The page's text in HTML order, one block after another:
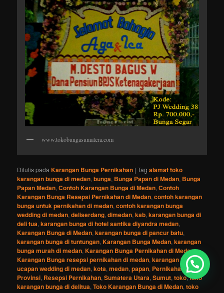
www.tokobungasumatera.com
Ditulis pada Karangan Bunga Pernikahan |Tag alamat toko
karangan bunga di medan,bunga, Bunga Papan di Medan, Bunga
Papan Medan,Contoh Karangan Bunga di Medan,Contoh
Karangan Bunga Resepsi Pernikahan di Medan,contoh karangan
bunga untuk pernikahan di medan,contoh karangan bunga
wedding di medan,deliserdang,dimedan,kab,karangan bunga di
deli tua,karangan bunga di hotel santika diyandra medan,
Karangan Bunga di Medan,karangan bunga di pancur batu,
karangan bunga di tuntungan,Karangan Bunga Medan,karangan
bunga murah di medan,Karangan Bunga Pernikahan di Medan,
Karangan Bunga resepsi pernikahan di medan,karangan bunga
ucapan wedding di medan,kota,medan,papan, Pernikahan ,prov.,
Provinsi, Resepsi Pernikahan,Sumatera Utara,Sumut,toko,toko
karangan bunga di delitua,Toko Karangan Bunga di Medan,toko